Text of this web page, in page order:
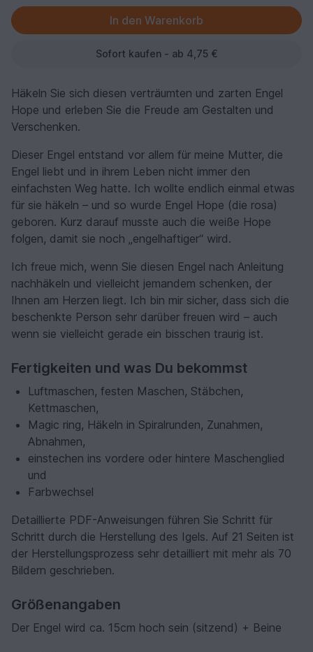
Sofort kaufen - ab 4,75 €
Häkeln Sie sich diesen verträumten und zarten Engel
Hope und erleben Sie die Freude am Gestalten und
Verschenken.
Dieser Engel entstand vor allem für meine Mutter, die
Engel liebt und in ihrem Leben nicht immer den
einfachsten Weg hatte. Ich wollte endlich einmal etwas
für sie häkeln – und so wurde Engel Hope (die rosa)
geboren. Kurz darauf musste auch die weiße Hope
folgen, damit sie noch „engelhaftiger“ wird.
Ich freue mich, wenn Sie diesen Engel nach Anleitung
nachhäkeln und vielleicht jemandem schenken, der
Ihnen am Herzen liegt. Ich bin mir sicher, dass sich die
beschenkte Person sehr darüber freuen wird – auch
wenn sie vielleicht gerade ein bisschen traurig ist.
Fertigkeiten und was Du bekommst
Luftmaschen, festen Maschen, Stäbchen,
Kettmaschen,
Magic ring, Häkeln in Spiralrunden, Zunahmen,
Abnahmen,
einstechen ins vordere oder hintere Maschenglied
und
Farbwechsel
Detaillierte PDF-Anweisungen führen Sie Schritt für
Schritt durch die Herstellung des Igels. Auf 21 Seiten ist
der Herstellungsprozess sehr detailliert mit mehr als 70
Bildern geschrieben.
Größenangaben
Der Engel wird ca. 15cm hoch sein (sitzend) + Beine